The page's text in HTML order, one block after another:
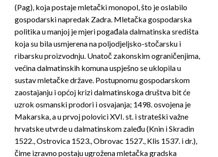
(Pag), koja postaje mletački monopol, što je oslabilo
gospodarski napredak Zadra. Mletačka gospodarska
politika u manjoj je mjeri pogađala dalmatinska središta
koja su bila usmjerena na poljodjeljsko-stočarsku i
ribarsku proizvodnju. Unatoč zakonskim ograničenjima,
većina dalmatinskih komuna uspješno se uklopila u
sustav mletačke države. Postupnomu gospodarskom
zaostajanju i općoj krizi dalmatinskoga društva bit će
uzrok osmanski prodori i osvajanja; 1498. osvojena je
Makarska, a u prvoj polovici XVI. st. i strateški važne
hrvatske utvrde u dalmatinskom zaleđu (Knin i Skradin
1522., Ostrovica 1523., Obrovac 1527., Klis 1537. i dr.),
čime izravno postaju ugrožena mletačka gradska